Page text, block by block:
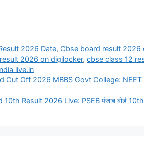
2026 Date, Cbse board result 2026
2026 on digilocker, cbse class 12
live.in
Cut Off 2026 MBBS Govt College: NEET
Result 2026 Live: PSEB पंजाब बोर्ड 10th